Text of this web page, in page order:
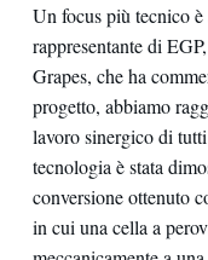
Un focus più tecnico è
rappresentante di EGP,
Grapes, che ha
progetto, abbiamo
lavoro sinergico di
tecnologia è stata
conversione ottenuto
in cui una cella a